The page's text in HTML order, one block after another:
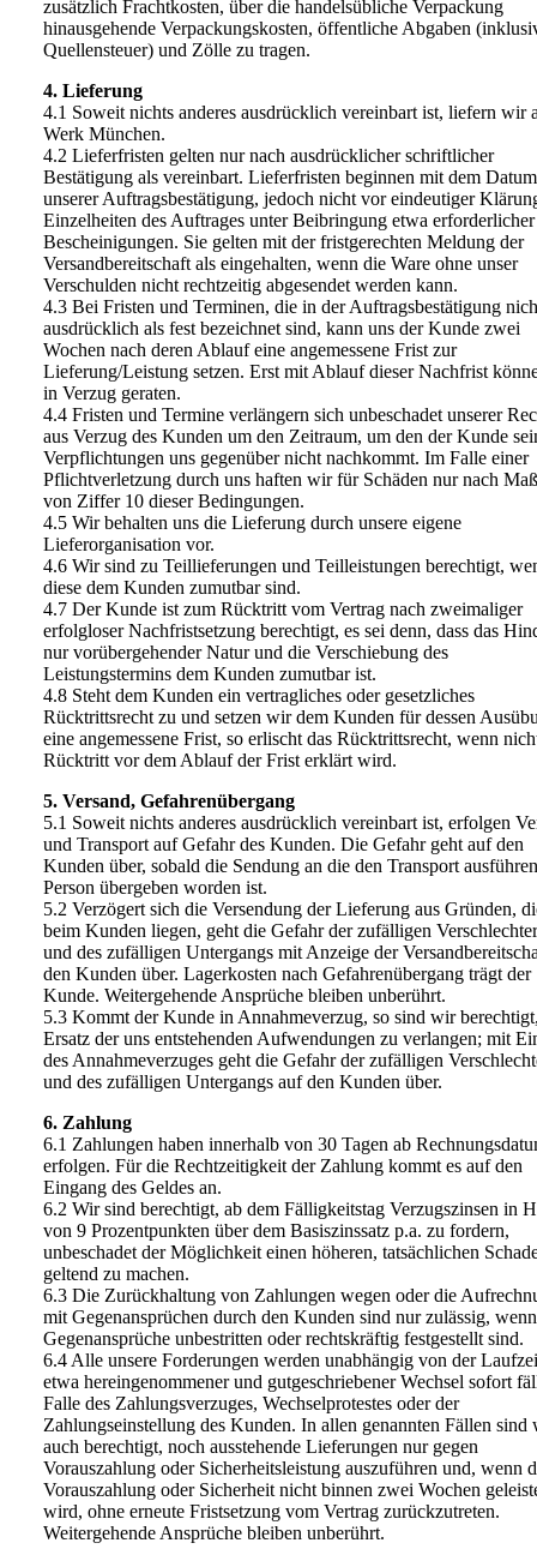
zusätzlich Frachtkosten, über die handelsübliche Verpackung
hinausgehende Verpackungskosten, öffentliche Abgaben
Quellensteuer) und Zölle zu tragen.
4. Lieferung
4.1 Soweit nichts anderes ausdrücklich vereinbart ist, liefern wir
Werk München.
4.2 Lieferfristen gelten nur nach ausdrücklicher schriftlicher
Bestätigung als vereinbart. Lieferfristen beginnen mit dem Datum
unserer Auftragsbestätigung, jedoch nicht vor eindeutiger
Einzelheiten des Auftrages unter Beibringung etwa erforderlicher
Bescheinigungen. Sie gelten mit der fristgerechten Meldung der
Versandbereitschaft als eingehalten, wenn die Ware ohne unser
Verschulden nicht rechtzeitig abgesendet werden kann.
4.3 Bei Fristen und Terminen, die in der Auftragsbestätigung
ausdrücklich als fest bezeichnet sind, kann uns der Kunde zwei
Wochen nach deren Ablauf eine angemessene Frist zur
Lieferung/Leistung setzen. Erst mit Ablauf dieser Nachfrist
in Verzug geraten.
4.4 Fristen und Termine verlängern sich unbeschadet unserer
aus Verzug des Kunden um den Zeitraum, um den der Kunde
Verpflichtungen uns gegenüber nicht nachkommt. Im Falle einer
Pflichtverletzung durch uns haften wir für Schäden nur nach
von Ziffer 10 dieser Bedingungen.
4.5 Wir behalten uns die Lieferung durch unsere eigene
Lieferorganisation vor.
4.6 Wir sind zu Teillieferungen und Teilleistungen berechtigt,
diese dem Kunden zumutbar sind.
4.7 Der Kunde ist zum Rücktritt vom Vertrag nach zweimaliger
erfolgloser Nachfristsetzung berechtigt, es sei denn, dass das
nur vorübergehender Natur und die Verschiebung des
Leistungstermins dem Kunden zumutbar ist.
4.8 Steht dem Kunden ein vertragliches oder gesetzliches
Rücktrittsrecht zu und setzen wir dem Kunden für dessen
eine angemessene Frist, so erlischt das Rücktrittsrecht, wenn
Rücktritt vor dem Ablauf der Frist erklärt wird.
5. Versand, Gefahrenübergang
5.1 Soweit nichts anderes ausdrücklich vereinbart ist, erfolgen
und Transport auf Gefahr des Kunden. Die Gefahr geht auf den
Kunden über, sobald die Sendung an die den Transport
Person übergeben worden ist.
5.2 Verzögert sich die Versendung der Lieferung aus Gründen,
beim Kunden liegen, geht die Gefahr der zufälligen
und des zufälligen Untergangs mit Anzeige der
den Kunden über. Lagerkosten nach Gefahrenübergang trägt der
Kunde. Weitergehende Ansprüche bleiben unberührt.
5.3 Kommt der Kunde in Annahmeverzug, so sind wir
Ersatz der uns entstehenden Aufwendungen zu verlangen; mit
des Annahmeverzuges geht die Gefahr der zufälligen
und des zufälligen Untergangs auf den Kunden über.
6. Zahlung
6.1 Zahlungen haben innerhalb von 30 Tagen ab
erfolgen. Für die Rechtzeitigkeit der Zahlung kommt es auf den
Eingang des Geldes an.
6.2 Wir sind berechtigt, ab dem Fälligkeitstag Verzugszinsen in
von 9 Prozentpunkten über dem Basiszinssatz p.a. zu fordern,
unbeschadet der Möglichkeit einen höheren, tatsächlichen
geltend zu machen.
6.3 Die Zurückhaltung von Zahlungen wegen oder die
mit Gegenansprüchen durch den Kunden sind nur zulässig,
Gegenansprüche unbestritten oder rechtskräftig festgestellt sind.
6.4 Alle unsere Forderungen werden unabhängig von der
etwa hereingenommener und gutgeschriebener Wechsel sofort
Falle des Zahlungsverzuges, Wechselprotestes oder der
Zahlungseinstellung des Kunden. In allen genannten Fällen sind
auch berechtigt, noch ausstehende Lieferungen nur gegen
Vorauszahlung oder Sicherheitsleistung auszuführen und, wenn
Vorauszahlung oder Sicherheit nicht binnen zwei Wochen
wird, ohne erneute Fristsetzung vom Vertrag zurückzutreten.
Weitergehende Ansprüche bleiben unberührt.